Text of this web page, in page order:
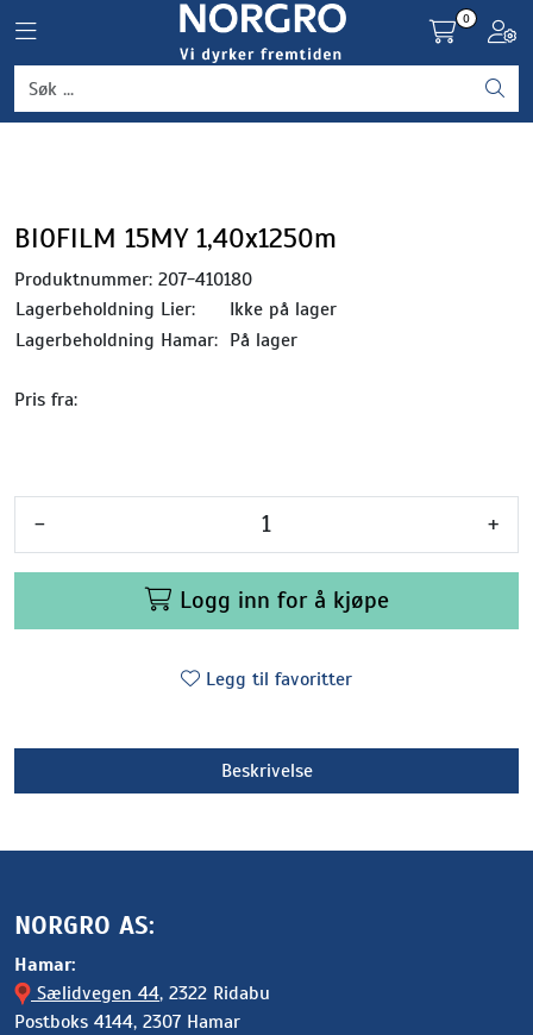
Toggle navigation
0
BIOFILM 15MY 1,40x1250m
Produktnummer: 207-410180
Lagerbeholdning Lier:
Ikke på lager
Lagerbeholdning Hamar: På lager
Pris fra:
- +
Logg inn for å kjøpe
Legg til favoritter
Beskrivelse
NORGRO AS:
Hamar:
Sælidvegen 44, 2322 Ridabu
Postboks 4144, 2307 Hamar
Grønnsaker
Frukt og bær